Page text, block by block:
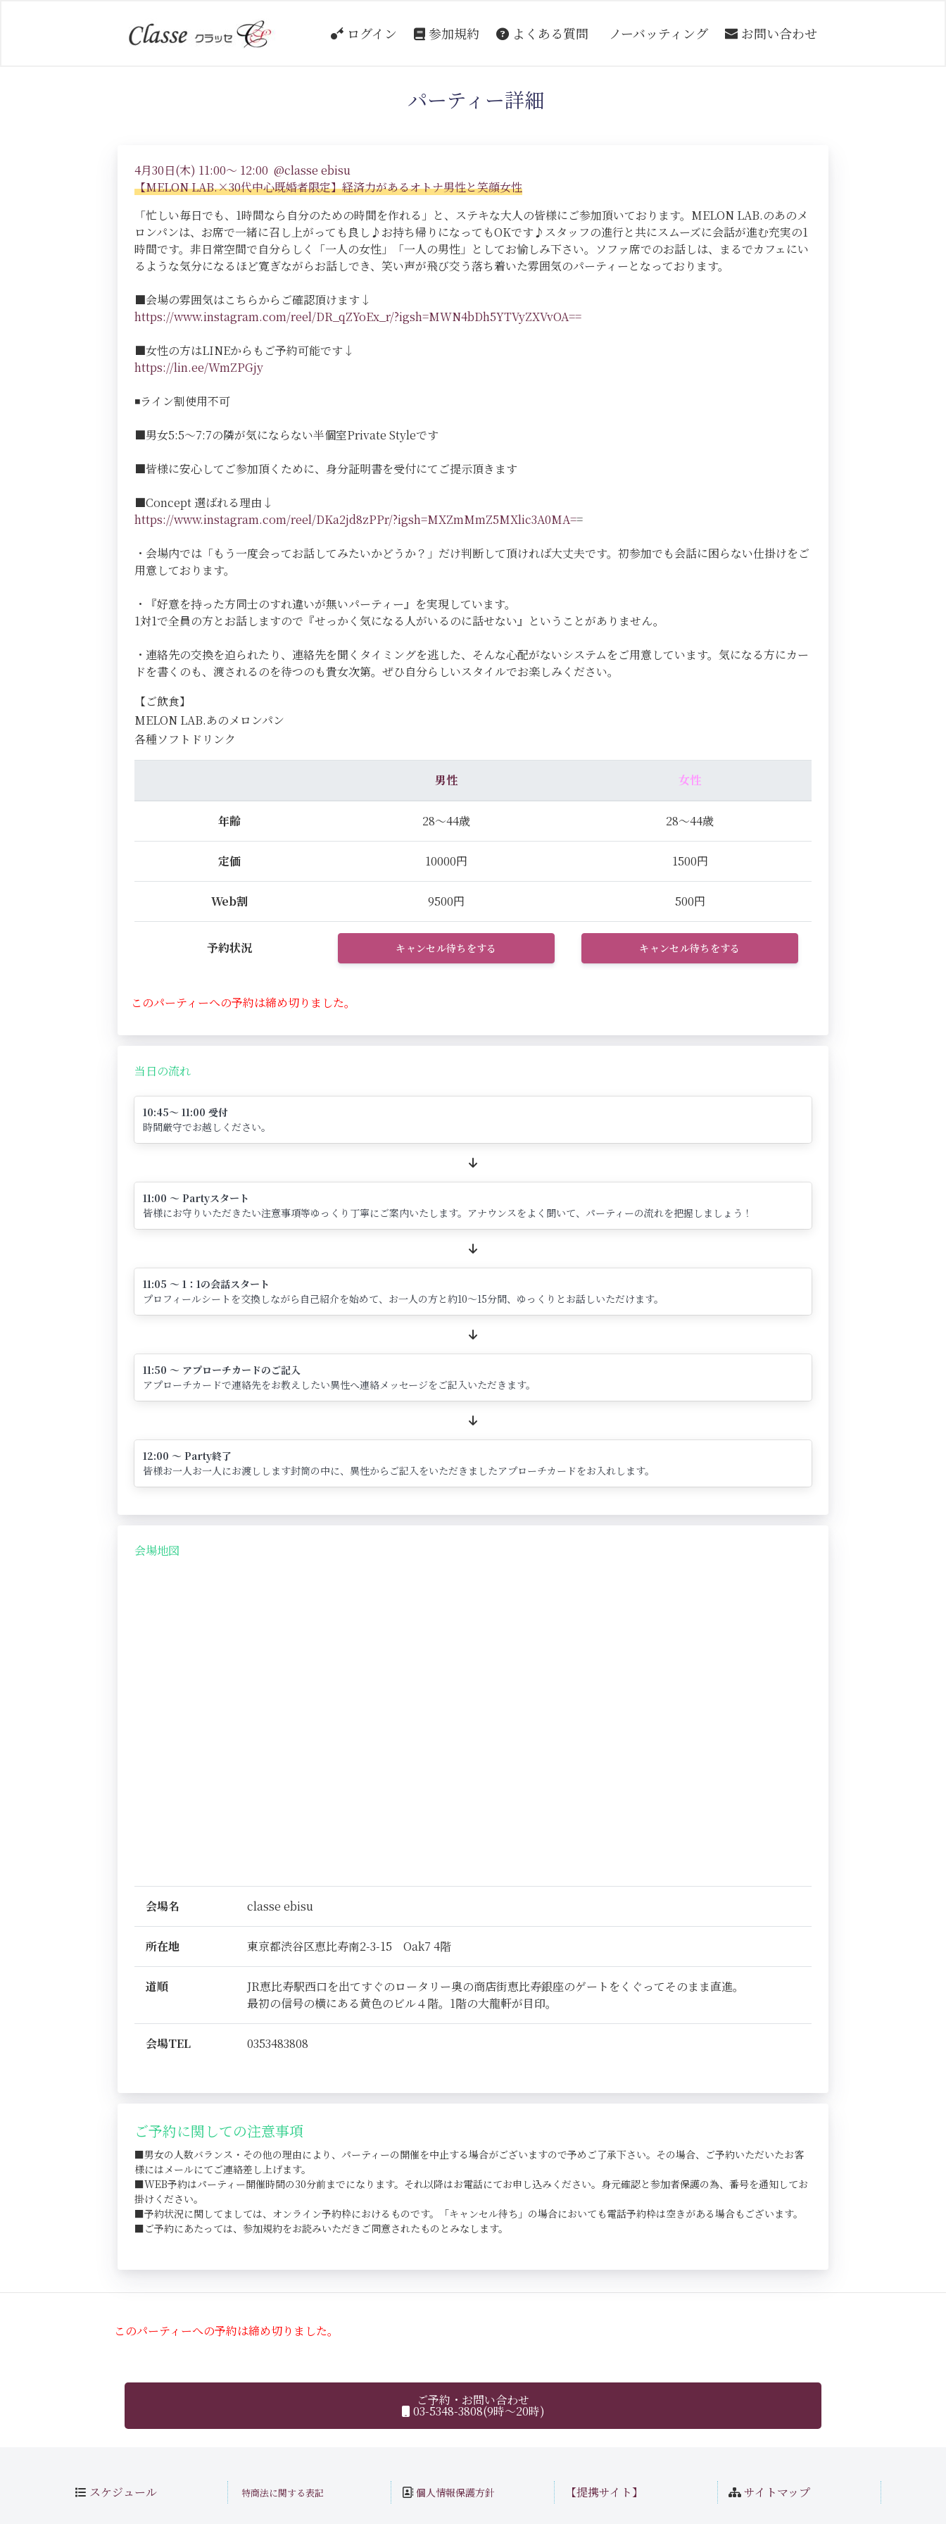
ログイン 参加規約 よくある質問 ノーバッティング お問い合わせ
パーティー詳細
4月30日(木) 11:00～ 12:00 @classe ebisu
【MELON LAB.×30代中心既婚者限定】経済力があるオトナ男性と笑顔女性
「忙しい毎日でも、1時間なら自分のための時間を作れる」と、ステキな大人の皆様にご参加頂いております。MELON LAB.のあのメ
ロンパンは、お席で一緒に召し上がっても良し♪お持ち帰りになってもOKです♪スタッフの進行と共にスムーズに会話が進む充実の1
時間です。非日常空間で自分らしく「一人の女性」「一人の男性」としてお愉しみ下さい。ソファ席でのお話しは、まるでカフェにい
るような気分になるほど寛ぎながらお話しでき、笑い声が飛び交う落ち着いた雰囲気のパーティーとなっております。
■会場の雰囲気はこちらからご確認頂けます↓
https://www.instagram.com/reel/DR_qZYoEx_r/?igsh=MWN4bDh5YTVyZXVvOA==
■女性の方はLINEからもご予約可能です↓
https://lin.ee/WmZPGjy
◾️ライン割使用不可
■男女5:5～7:7の隣が気にならない半個室Private Styleです
■皆様に安心してご参加頂くために、身分証明書を受付にてご提示頂きます
■Concept 選ばれる理由↓
https://www.instagram.com/reel/DKa2jd8zPPr/?igsh=MXZmMmZ5MXlic3A0MA==
・会場内では「もう一度会ってお話してみたいかどうか？」だけ判断して頂ければ大丈夫です。初参加でも会話に困らない仕掛けをご
用意しております。
・『好意を持った方同士のすれ違いが無いパーティー』を実現しています。
1対1で全員の方とお話しますので『せっかく気になる人がいるのに話せない』ということがありません。
・連絡先の交換を迫られたり、連絡先を聞くタイミングを逃した、そんな心配がないシステムをご用意しています。気になる方にカー
ドを書くのも、渡されるのを待つのも貴女次第。ぜひ自分らしいスタイルでお楽しみください。
【ご飲食】
MELON LAB.あのメロンパン
各種ソフトドリンク
男性 女性
年齢 28～44歳 28～44歳
定価 10000円 1500円
Web割 9500円 500円
予約状況 キャンセル待ちをする キャンセル待ちをする
このパーティーへの予約は締め切りました。
当日の流れ
10:45～ 11:00 受付
時間厳守でお越しください。
11:00 ～ Partyスタート
皆様にお守りいただきたい注意事項等ゆっくり丁寧にご案内いたします。アナウンスをよく聞いて、パーティーの流れを把握しましょう！
11:05 ～ 1：1の会話スタート
プロフィールシートを交換しながら自己紹介を始めて、お一人の方と約10～15分間、ゆっくりとお話しいただけます。
11:50 ～ アプローチカードのご記入
アプローチカードで連絡先をお教えしたい異性へ連絡メッセージをご記入いただきます。
12:00 ～ Party終了
皆様お一人お一人にお渡しします封筒の中に、異性からご記入をいただきましたアプローチカードをお入れします。
会場地図
会場名 classe ebisu
所在地 東京都渋谷区恵比寿南2-3-15 Oak7 4階
道順
JR恵比寿駅西口を出てすぐのロータリー奥の商店街恵比寿銀座のゲートをくぐってそのまま直進。
最初の信号の横にある黄色のビル４階。1階の大龍軒が目印。
会場TEL 0353483808
ご予約に関しての注意事項
■男女の人数バランス・その他の理由により、パーティーの開催を中止する場合がございますので予めご了承下さい。その場合、ご予約いただいたお客
様にはメールにてご連絡差し上げます。
■WEB予約はパーティー開催時間の30分前までになります。それ以降はお電話にてお申し込みください。身元確認と参加者保護の為、番号を通知してお
掛けください。
■予約状況に関してましては、オンライン予約枠におけるものです。「キャンセル待ち」の場合においても電話予約枠は空きがある場合もございます。
■ご予約にあたっては、参加規約をお読みいただきご同意されたものとみなします。
このパーティーへの予約は締め切りました。
ご予約・お問い合わせ
03-5348-3808(9時～20時)
スケジュール 特商法に関する表記 個人情報保護方針 【提携サイト】 サイトマップ